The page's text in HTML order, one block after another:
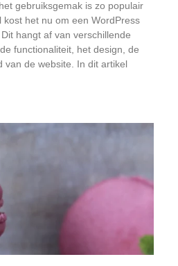
gebruiksgemak is zo populair
het nu om een WordPress
hangt af van verschillende
functionaliteit, het design, de
van de website. In dit artikel